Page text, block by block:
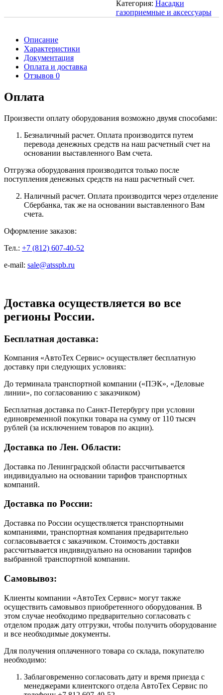
Категория: Насадки
газоприемные и аксессуары
Описание
Характеристики
Документация
Оплата и доставка
Отзывов 0
Оплата
Произвести оплату оборудования возможно двумя способами:
Безналичный расчет. Оплата производится путем
перевода денежных средств на наш расчетный счет на
основании выставленного Вам счета.
Отгрузка оборудования производится только после
поступления денежных средств на наш расчетный счет.
Наличный расчет. Оплата производится через отделение
Сбербанка, так же на основании выставленного Вам
счета.
Оформление заказов:
Тел.: +7 (812) 607-40-52
e-mail: sale@atsspb.ru
Доставка осуществляется во все
регионы России.
Бесплатная доставка:
Компания «АвтоТех Сервис» осуществляет бесплатную
доставку при следующих условиях:
До терминала транспортной компании («ПЭК», «Деловые
линии», по согласованию с заказчиком)
Бесплатная доставка по Санкт-Петербургу при условии
единовременной покупки товара на сумму от 110 тысяч
рублей (за исключением товаров по акции).
Доставка по Лен. Области:
Доставка по Ленинградской области рассчитывается
индивидуально на основании тарифов транспортных
компаний.
Доставка по России:
Доставка по России осуществляется транспортными
компаниями, транспортная компания предварительно
согласовывается с заказчиком. Стоимость доставки
рассчитывается индивидуально на основании тарифов
выбранной транспортной компании.
Самовывоз:
Клиенты компании «АвтоТех Сервис» могут также
осуществить самовывоз приобретенного оборудования. В
этом случае необходимо предварительно согласовать с
отделом продаж дату отгрузки, чтобы получить оборудование
и все необходимые документы.
Для получения оплаченного товара со склада, покупателю
необходимо:
Заблаговременно согласовать дату и время приезда с
менеджерами клиентского отдела АвтоТех Сервис по